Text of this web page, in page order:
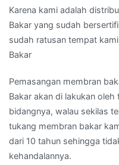
Karena kami adalah
Bakar yang sudah
sudah ratusan tempat
Bakar
Pemasangan membran
Bakar akan di lakukan
bidangnya, walau sekilas
tukang membran bakar
dari 10 tahun sehingga
kehandalannya.